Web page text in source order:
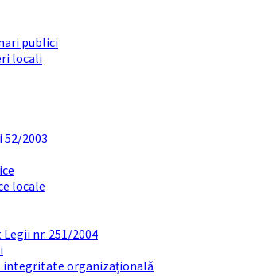
publici
locali
2003
locale
nr. 251/2004
integritate organizațională